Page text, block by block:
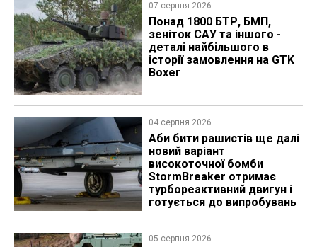
07 серпня 2026
Понад 1800 БТР, БМП,
зеніток САУ та іншого -
деталі найбільшого в
історії замовлення на GTK
Boxer
04 серпня 2026
Аби бити рашистів ще далі
новий варіант
високоточної бомби
StormBreaker отримає
турбореактивний двигун і
готується до випробувань
05 серпня 2026